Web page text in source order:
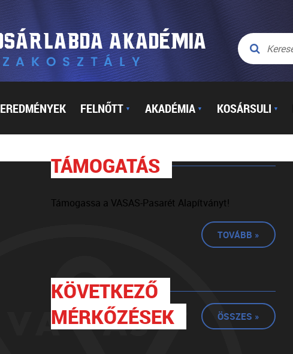
EREDMÉNYEK FELNŐTT ▼ AKADÉMIA ▼ KOSÁRSULI ▼
TÁMOGATÁS
Támogassa a VASAS-Pasarét Alapítványt!
TOVÁBB »
KÖVETKEZŐ
MÉRKŐZÉSEK
ÖSSZES »